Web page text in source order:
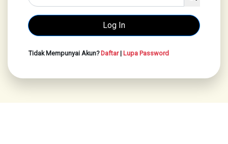
Tidak Mempunyai Akun?Daftar| Lupa Password